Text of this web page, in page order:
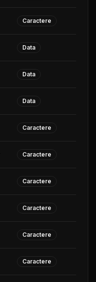
Caractere
Data
Data
Data
Caractere
Caractere
Caractere
Caractere
Caractere
Caractere